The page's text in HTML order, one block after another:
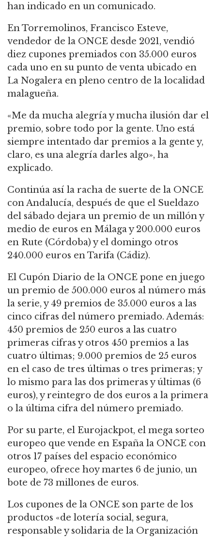
han indicado en un comunicado.
En Torremolinos, Francisco Esteve,
vendedor de la ONCE desde 2021, vendió
diez cupones premiados con 35.000 euros
cada uno en su punto de venta ubicado en
La Nogalera en pleno centro de la localidad
malagueña.
«Me da mucha alegría y mucha ilusión dar el
premio, sobre todo por la gente. Uno está
siempre intentado dar premios a la gente y,
claro, es una alegría darles algo», ha
explicado.
Continúa así la racha de suerte de la ONCE
con Andalucía, después de que el Sueldazo
del sábado dejara un premio de un millón y
medio de euros en Málaga y 200.000 euros
en Rute (Córdoba) y el domingo otros
240.000 euros en Tarifa (Cádiz).
El Cupón Diario de la ONCE pone en juego
un premio de 500.000 euros al número más
la serie, y 49 premios de 35.000 euros a las
cinco cifras del número premiado. Además:
450 premios de 250 euros a las cuatro
primeras cifras y otros 450 premios a las
cuatro últimas; 9.000 premios de 25 euros
en el caso de tres últimas o tres primeras; y
lo mismo para las dos primeras y últimas (6
euros), y reintegro de dos euros a la primera
o la última cifra del número premiado.
Por su parte, el Eurojackpot, el mega sorteo
europeo que vende en España la ONCE con
otros 17 países del espacio económico
europeo, ofrece hoy martes 6 de junio, un
bote de 73 millones de euros.
Los cupones de la ONCE son parte de los
productos «de lotería social, segura,
responsable y solidaria de la Organización